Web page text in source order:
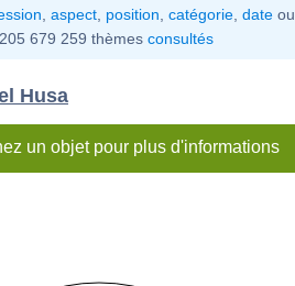
aspect position catégorie date ou
679 259 thèmes consultés
Husa
un objet pour plus d'informations